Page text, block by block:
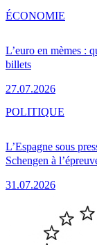
L’euro en mèmes :
billets
27.07.2026
ÉCONOMIE
L’Espagne sous
Schengen à
31.07.2026
POLITIQUE